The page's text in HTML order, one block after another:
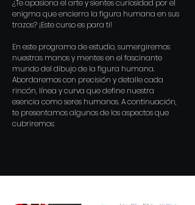
¿Te apasiona el arte y sientes curiosidad por el
enigma que encierra la figura humana en sus
trazos? ¡Este curso es para ti!
En este programa de estudio, sumergiremos
nuestras manos y mentes en el fascinante
mundo del dibujo de la figura humana.
Abordaremos con precisión y detalle cada
rincón, línea y curva que define nuestra
esencia como seres humanos. A continuación,
te presentamos algunos de los aspectos que
cubriremos: